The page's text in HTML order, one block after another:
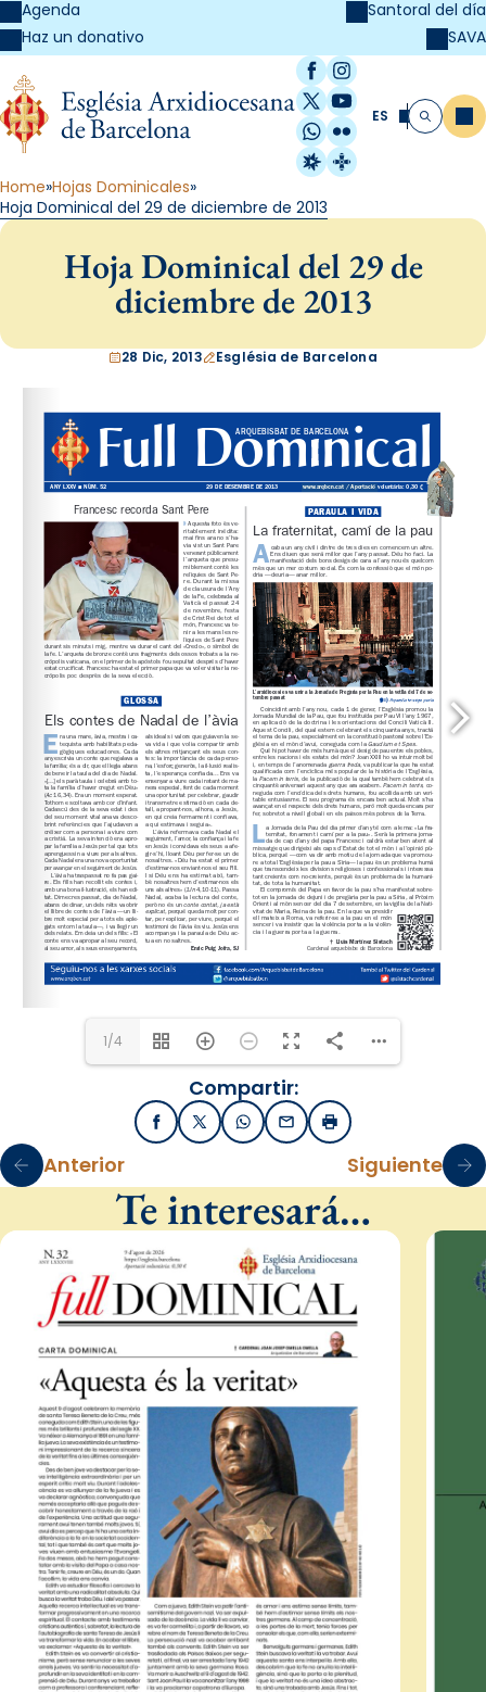
Agenda
Haz un donativo
Santoral del día
SAVA
Facebook
Instagram
X / Twitter
YouTube
WhatsApp
Flickr
Radio Estel
Catalunya
ES Buscar
Home Hojas Dominicales
Hoja Dominical del 29 de diciembre de 2013
Hoja Dominical del 29 de
diciembre de 2013
28 Dic, 2013 Església de Barcelona
www.arqbcn.cat / Aportació voluntària: 0,30
www.santpereclaver.cat
1/4
Compartir:
FacebookX / TwitterWhatsApp
EmailImprimir
Anterior Siguiente
Te interesará…